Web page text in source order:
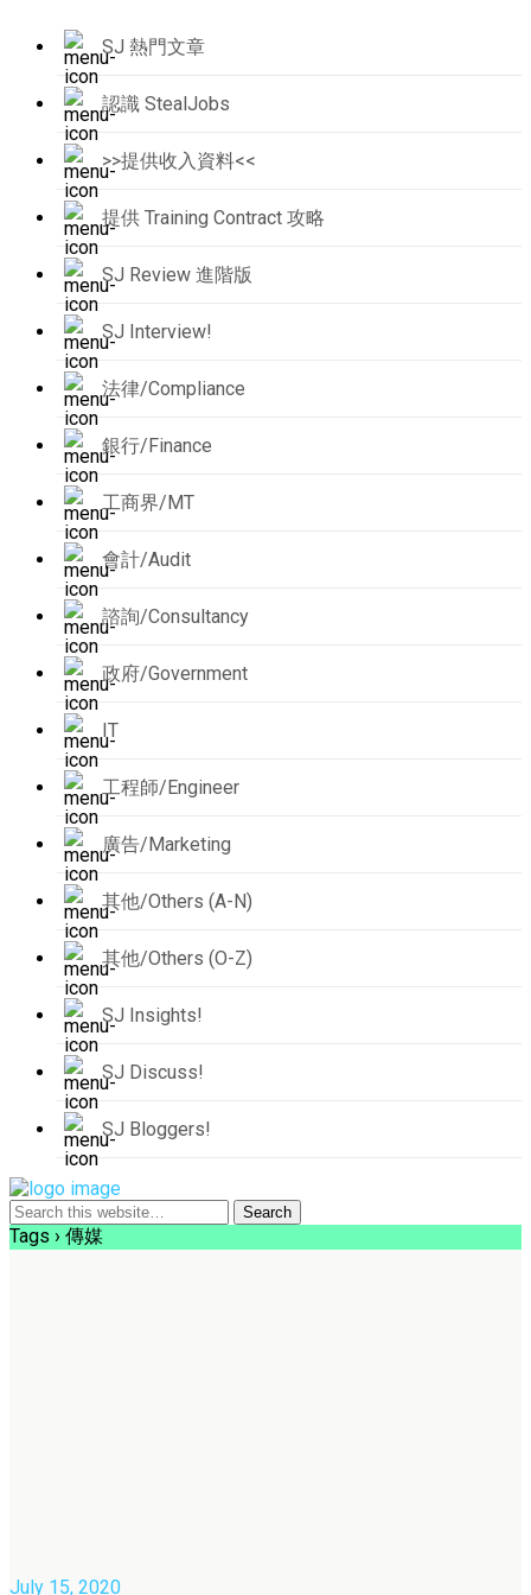
SJ 熱門文章
認識 StealJobs
>>提供收入資料<<
提供 Training Contract 攻略
SJ Review 進階版
SJ Interview!
法律/Compliance
銀行/Finance
工商界/MT
會計/Audit
諮詢/Consultancy
政府/Government
IT
工程師/Engineer
廣告/Marketing
其他/Others (A-N)
其他/Others (O-Z)
SJ Insights!
SJ Discuss!
SJ Bloggers!
Tags › 傳媒
July 15, 2020